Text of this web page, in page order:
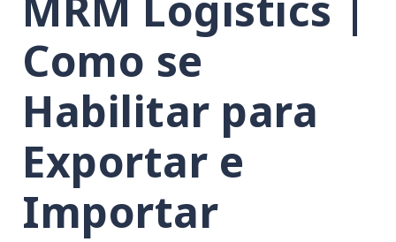
Como se
Habilitar para
Exportar e
Importar